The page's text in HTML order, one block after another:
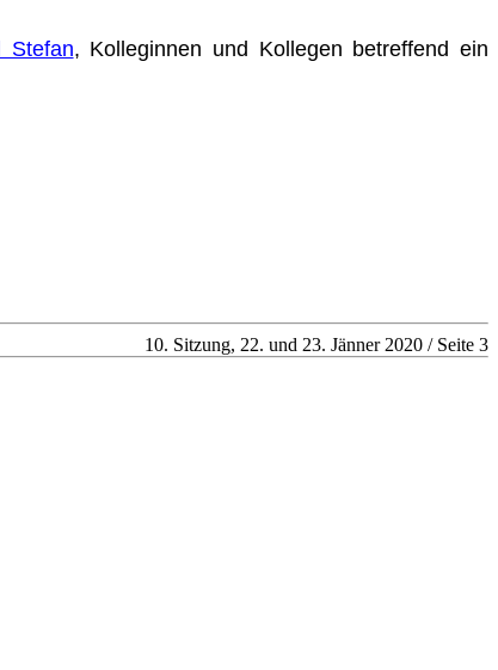
Stefan, Kolleginnen und Kollegen betreffend ein
10. Sitzung, 22. und 23. Jänner 2020 / Seite 3